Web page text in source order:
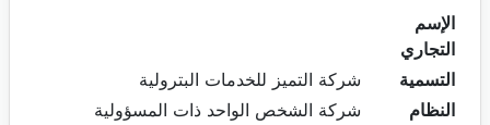
الإسم
التجاري
التسمية
شركة التميز للخدمات البترولية
النظام
شركة الشخص الواحد ذات المسؤولية